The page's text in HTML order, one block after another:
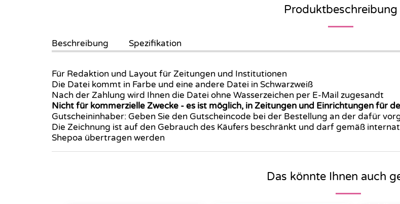
Produktbeschreibung
Beschreibung Spezifikation
Für Redaktion und Layout für Zeitungen und Institutionen
Die Datei kommt in Farbe und eine andere Datei in Schwarzweiß
Nach der Zahlung wird Ihnen die Datei ohne Wasserzeichen per E-Mail zugesandt
Nicht für kommerzielle Zwecke -es ist möglich, in Zeitungen und Einrichtungen für
Gutscheininhaber: Geben Sie den Gutscheincode bei der Bestellung an der dafür
Die Zeichnung ist auf den Gebrauch des Käufers beschränkt und darf gemäß
Shepoa übertragen werden
Das könnte Ihnen auch